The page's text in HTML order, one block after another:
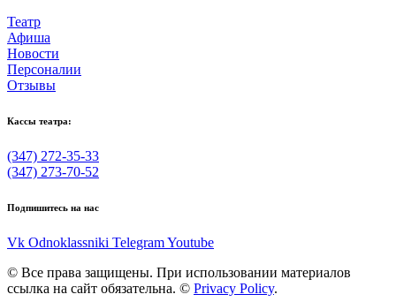
Театр
Афиша
Новости
Персоналии
Отзывы
Кассы театра:
(347) 272-35-33
(347) 273-70-52
Подпишитесь на нас
Vk Odnoklassniki TelegramYoutube
© Все права защищены. При использовании материалов
ссылка на сайт обязательна. © Privacy Policy.